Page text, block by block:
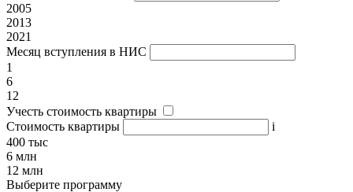
2005
2013
2021
Месяц вступления в НИС
1
6
12
Учесть стоимость квартиры
Стоимость квартиры
i
400 тыс
6 млн
12 млн
Выберите программу